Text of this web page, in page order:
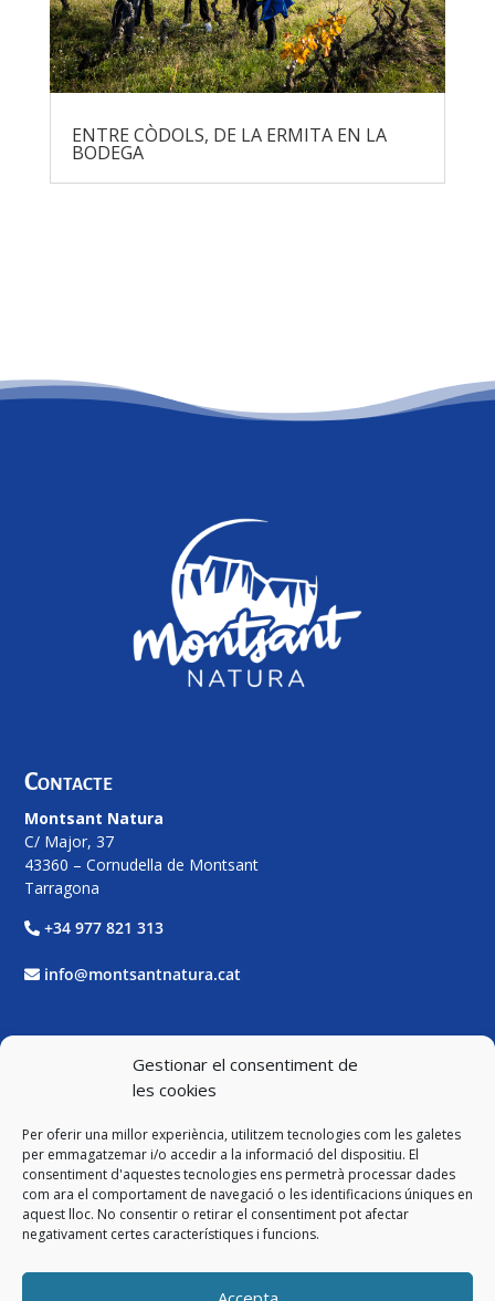
Gestionar el consentiment de
les cookies
Per oferir una millor experiència, utilitzem tecnologies com les galetes
per emmagatzemar i/o accedir a la informació del dispositiu. El
consentiment d'aquestes tecnologies ens permetrà processar dades
com ara el comportament de navegació o les identificacions úniques en
aquest lloc. No consentir o retirar el consentiment pot afectar
negativament certes característiques i funcions.
ENTRE CÒDOLS, DE LA ERMITA EN LA
BODEGA
Contacte
Montsant Natura
C/ Major, 37
43360 – Cornudella de Montsant
Tarragona
+34 977 821 313
info@montsantnatura.cat
Facebook
Twitter
Instagram